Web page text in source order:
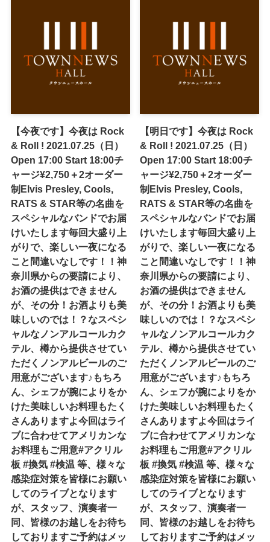
【今夜です】今夜は Rock
& Roll ! 2021.07.25（日）
Open 17:00 Start 18:00チ
ャージ¥2,750＋2オーダー
制Elvis Presley, Cools,
RATS & STAR等の名曲を
スペシャルなバンドでお届
けいたします毎回大盛り上
がりで、楽しい一夜になる
こと間違いなしです！！神
奈川県からの要請により、
お酒の提供はできません
が、その分！お酒よりも美
味しいのでは！？なスペシ
ャルなノンアルコールカク
テル、樽から提供させてい
ただくノンアルビールのご
用意がございます♪もちろ
ん、シェフが腕によりをか
けた美味しいお料理もたく
さんありますよ今回はライ
ブに合わせてアメリカンな
お料理もご用意#アクリル
板 #換気 #検温 等、様々な
感染症対策を皆様にお願い
してのライブとなります
が、スタッフ、演奏者一
同、皆様のお越しをお待ち
しておりますご予約はメッ
【明日です】今夜は Rock
& Roll ! 2021.07.25（日）
Open 17:00 Start 18:00チ
ャージ¥2,750＋2オーダー
制Elvis Presley, Cools,
RATS & STAR等の名曲を
スペシャルなバンドでお届
けいたします毎回大盛り上
がりで、楽しい一夜になる
こと間違いなしです！！神
奈川県からの要請により、
お酒の提供はできません
が、その分！お酒よりも美
味しいのでは！？なスペシ
ャルなノンアルコールカク
テル、樽から提供させてい
ただくノンアルビールのご
用意がございます♪もちろ
ん、シェフが腕によりをか
けた美味しいお料理もたく
さんありますよ今回はライ
ブに合わせてアメリカンな
お料理もご用意#アクリル
板 #換気 #検温 等、様々な
感染症対策を皆様にお願い
してのライブとなります
が、スタッフ、演奏者一
同、皆様のお越しをお待ち
しておりますご予約はメッ